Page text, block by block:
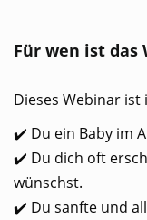
Für wen ist das
Dieses Webinar
✔️ Du ein Baby im
✔️ Du dich oft
wünschst.
✔️ Du sanfte und